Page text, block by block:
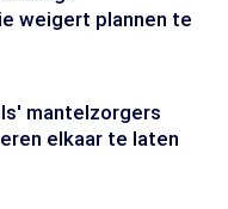
weigert plannen te
mantelzorgers
elkaar te laten